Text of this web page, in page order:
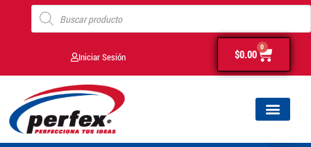
Iniciar Sesión $0.00
0